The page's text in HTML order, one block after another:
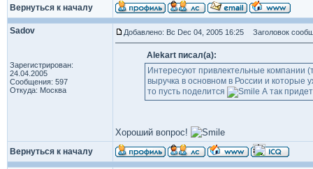
Вернуться к началу
Sadov
Зарегистрирован:
24.04.2005
Сообщения: 597
Откуда: Москва
Добавлено: Вс Dec 04, 2005 16:25 Заголовок
Alekart писал(а):
Интересуют привлектельные компании
выручка в основном в России и которые
то пусть поделится
А так
Хороший вопрос!
Вернуться к началу